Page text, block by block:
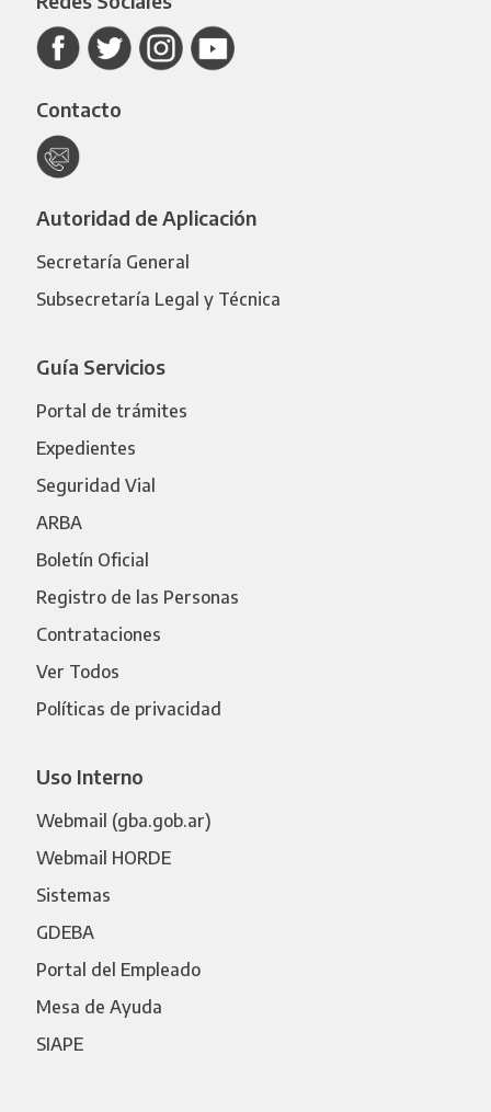
Contacto
Autoridad de Aplicación
Secretaría General
Subsecretaría Legal y Técnica
Guía Servicios
Portal de trámites
Expedientes
Seguridad Vial
ARBA
Boletín Oficial
Registro de las Personas
Contrataciones
Ver Todos
Políticas de privacidad
Uso Interno
Webmail (gba.gob.ar)
Webmail HORDE
Sistemas
GDEBA
Portal del Empleado
Mesa de Ayuda
SIAPE